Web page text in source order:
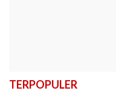
TERPOPULER